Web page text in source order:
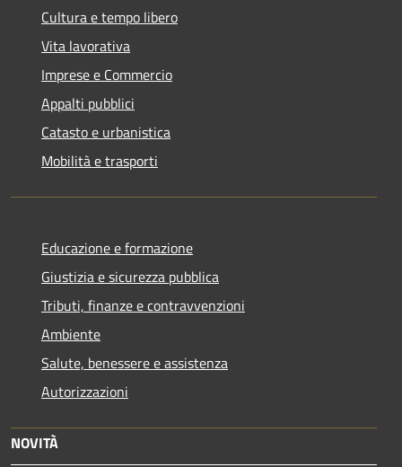
Cultura e tempo libero
Vita lavorativa
Imprese e Commercio
Appalti pubblici
Catasto e urbanistica
Mobilità e trasporti
Educazione e formazione
Giustizia e sicurezza pubblica
Tributi, finanze e contravvenzioni
Ambiente
Salute, benessere e assistenza
Autorizzazioni
NOVITÀ